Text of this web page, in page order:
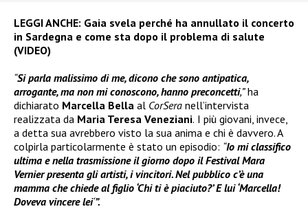
LEGGI ANCHE: Gaia svela perché ha annullato il concerto
in Sardegna e come sta dopo il problema di salute
(VIDEO)
“Si parla malissimo di me, dicono che sono antipatica,
arrogante, ma non mi conoscono, hanno preconcetti,”ha
dichiarato Marcella Bella al CorSera nell’intervista
realizzata da Maria Teresa Veneziani. I più giovani, invece,
a detta sua avrebbero visto la sua anima e chi è davvero. A
colpirla particolarmente è stato un episodio: “Io mi classifico
ultima e nella trasmissione il giorno dopo il Festival Mara
Vernier presenta gli artisti, i vincitori. Nel pubblico c’è una
mamma che chiede al figlio ‘Chi ti è piaciuto?’ E lui ‘Marcella!
Doveva vincere lei‘”.